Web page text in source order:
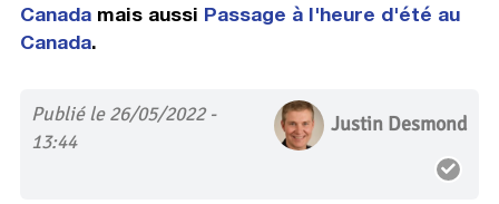
Canadamais aussi Passage à l'heure d'été au
Canada.
Publié le 26/05/2022 -
13:44
Justin Desmond